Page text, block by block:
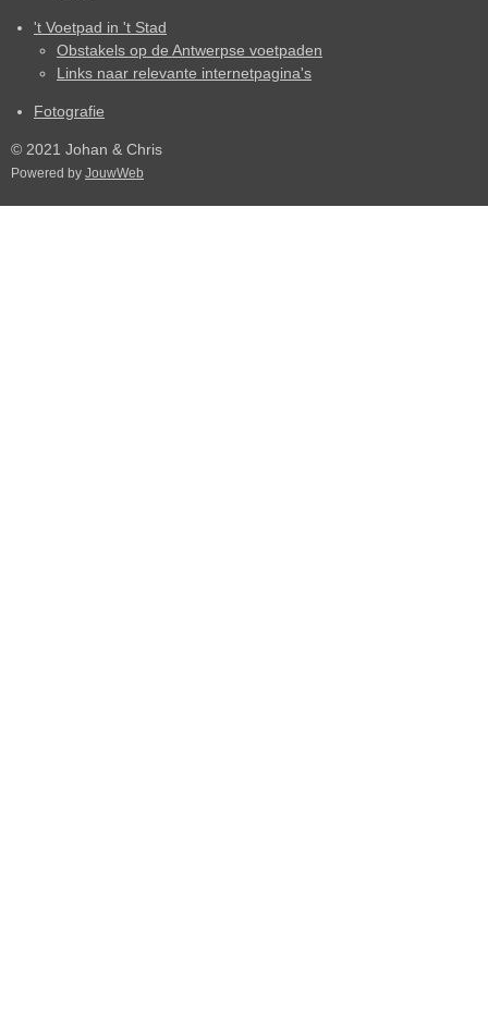
't Voetpad in 't Stad
Obstakels op de Antwerpse voetpaden
Links naar relevante internetpagina's
Fotografie
© 2021 Johan & Chris
Powered by JouwWeb